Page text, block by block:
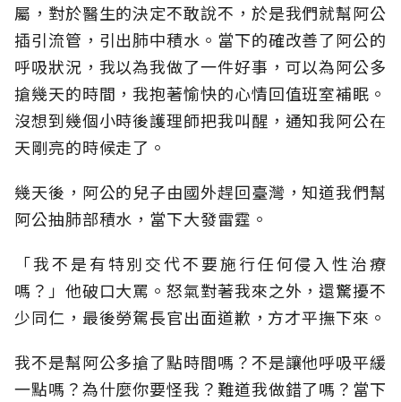
屬，對於醫生的決定不敢說不，於是我們就幫阿公
插引流管，引出肺中積水。當下的確改善了阿公的
呼吸狀況，我以為我做了一件好事，可以為阿公多
搶幾天的時間，我抱著愉快的心情回值班室補眠。
沒想到幾個小時後護理師把我叫醒，通知我阿公在
天剛亮的時候走了。
幾天後，阿公的兒子由國外趕回臺灣，知道我們幫
阿公抽肺部積水，當下大發雷霆。
「我不是有特別交代不要施行任何侵入性治療
嗎？」他破口大罵。怒氣對著我來之外，還驚擾不
少同仁，最後勞駕長官出面道歉，方才平撫下來。
我不是幫阿公多搶了點時間嗎？不是讓他呼吸平緩
一點嗎？為什麼你要怪我？難道我做錯了嗎？當下